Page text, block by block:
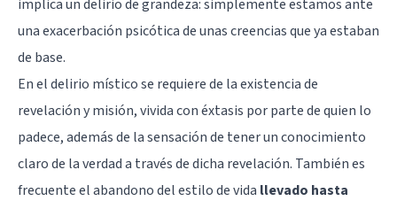
implica un delirio de grandeza: simplemente estamos ante
una exacerbación psicótica de unas creencias que ya estaban
de base.
En el delirio místico se requiere de la existencia de
revelación y misión, vivida con éxtasis por parte de quien lo
padece, además de la sensación de tener un conocimiento
claro de la verdad a través de dicha revelación. También es
frecuente el abandono del estilo de vida llevado hasta